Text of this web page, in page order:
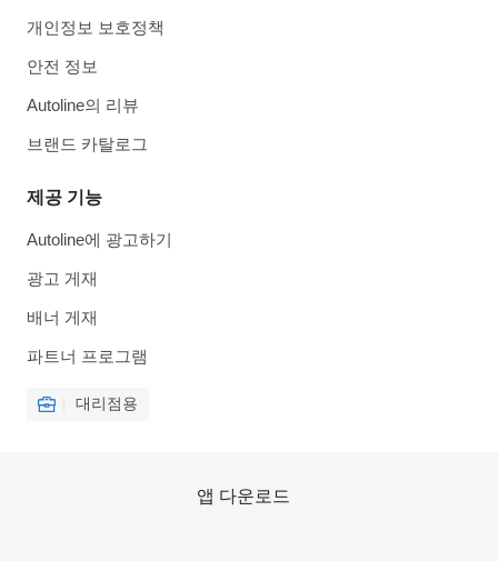
개인정보 보호정책
안전 정보
Autoline의 리뷰
브랜드 카탈로그
제공 기능
Autoline에 광고하기
광고 게재
배너 게재
파트너 프로그램
대리점용
앱 다운로드